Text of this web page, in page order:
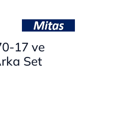
17 ve
Set